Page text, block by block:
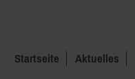
Startseite Aktuelles